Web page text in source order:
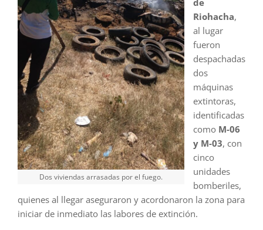
Dos viviendas arrasadas por el fuego.
de
Riohacha,
al lugar
fueron
despachadas
dos
máquinas
extintoras,
identificadas
como M-06
y M-03, con
cinco
unidades
bomberiles,
quienes al llegar aseguraron y acordonaron la zona para
iniciar de inmediato las labores de extinción.